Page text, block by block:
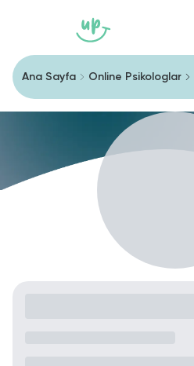
Ana Sayfa Online Psikologlar